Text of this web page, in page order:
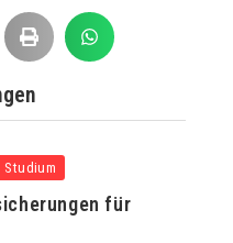
Studium
für